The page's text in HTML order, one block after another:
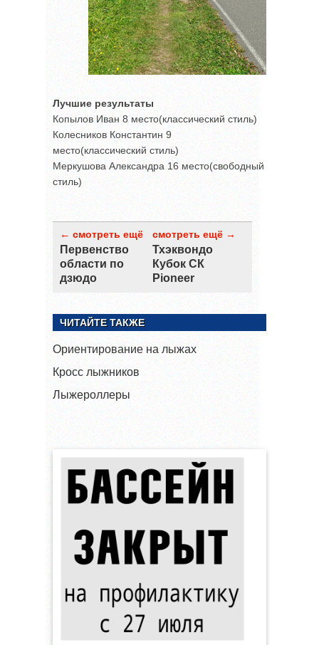
Лучшие результаты
Копылов Иван 8 место(классический стиль)
Колесников Константин 9
место(классический стиль)
Меркушова Александра 16 место(свободный
стиль)
← смотреть ещё
Первенство
области по
дзюдо
смотреть ещё →
Тхэквондо
Кубок СК
Pioneer
ЧИТАЙТЕ ТАКЖЕ
Ориентирование на лыжах
Кросс лыжников
Лыжероллеры